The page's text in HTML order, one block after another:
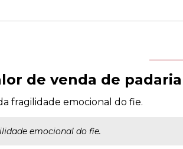
de venda de padaria
fragilidade emocional do fie.
emocional do fie.